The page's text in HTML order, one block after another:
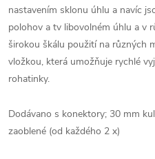
nastavením sklonu úhlu a navíc
polohov a tv libovolném úhlu a v
širokou škálu použití na různých
vložkou, která umožňuje rychlé
rohatinky.
Dodávano s konektory; 30 mm
zaoblené (od každého 2 x)